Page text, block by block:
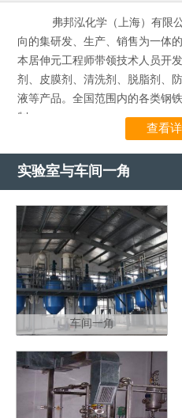
弗邦泓化学（上海）有限
向的集研发、生产、销售为一体
本居伸元工程师带领技术人员开
剂、皮膜剂、清洗剂、脱脂剂、
液等产品。全国范围内的各类钢
制…...
查看
实验室与车间一角
车间一角